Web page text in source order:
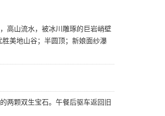
高山流水，被冰川雕琢的巨岩峭壁
美地山谷；半圆顶；新娘面纱瀑
两颗双生宝石。午餐后驱车返回旧